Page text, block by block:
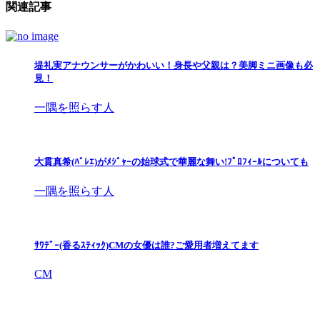
関連記事
堤礼実アナウンサーがかわいい！身長や父親は？美脚ミニ画像も必
見！
一隅を照らす人
大貫真希(ﾊﾞﾚｴ)がﾒｼﾞｬｰの始球式で華麗な舞い!ﾌﾟﾛﾌｨｰﾙについても
一隅を照らす人
ｻﾜﾃﾞｰ(香るｽﾃｨｯｸ)CMの女優は誰?ご愛用者増えてます
CM